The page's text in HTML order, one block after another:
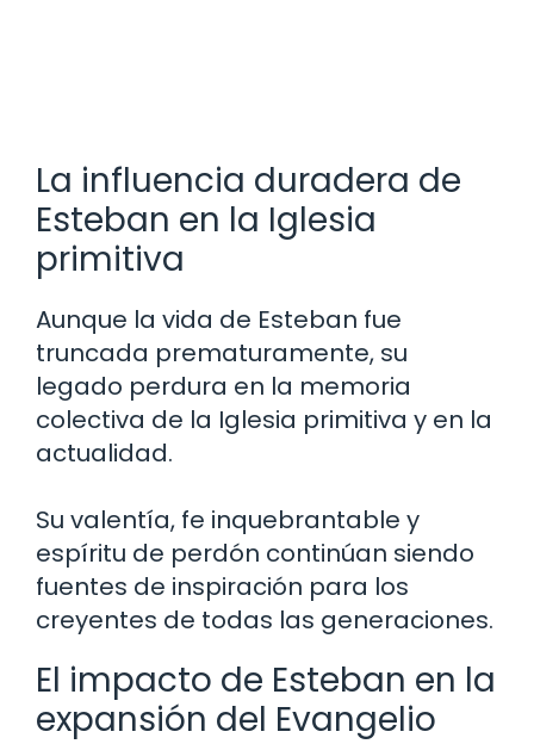
La influencia duradera de
Esteban en la Iglesia
primitiva
Aunque la vida de Esteban fue
truncada prematuramente, su
legado perdura en la memoria
colectiva de la Iglesia primitiva y en la
actualidad.
Su valentía, fe inquebrantable y
espíritu de perdón continúan siendo
fuentes de inspiración para los
creyentes de todas las generaciones.
El impacto de Esteban en la
expansión del Evangelio